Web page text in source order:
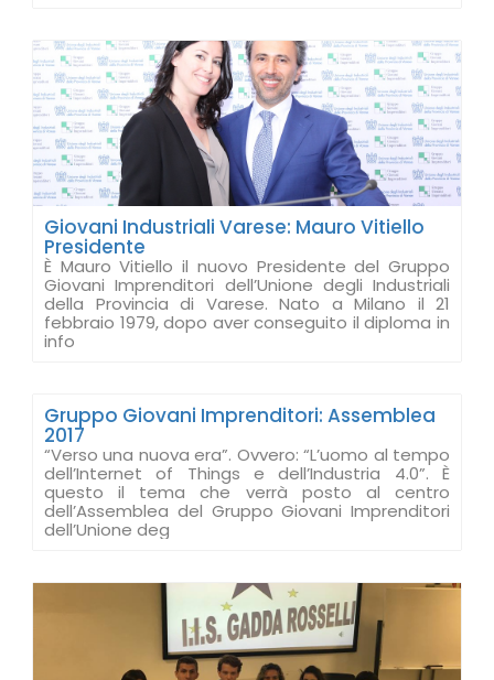
Giovani Industriali Varese: Mauro Vitiello
Presidente
È Mauro Vitiello il nuovo Presidente del Gruppo
Giovani Imprenditori dell’Unione degli Industriali
della Provincia di Varese. Nato a Milano il 21
febbraio 1979, dopo aver conseguito il diploma in
info
Gruppo Giovani Imprenditori: Assemblea
2017
“Verso una nuova era”. Ovvero: “L’uomo al tempo
dell’Internet of Things e dell’Industria 4.0”. È
questo il tema che verrà posto al centro
dell’Assemblea del Gruppo Giovani Imprenditori
dell’Unione deg